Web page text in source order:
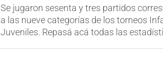
Se jugaron sesenta y tres partidos
a las nueve categorías de los torneos
Juveniles. Repasá acá todas las